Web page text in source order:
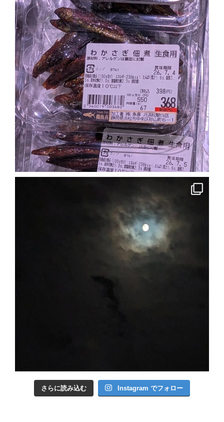
さらに読み込む Instagram でフォロー